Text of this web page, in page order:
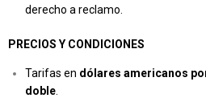
derecho a reclamo.
PRECIOS Y CONDICIONES
Tarifas en dólares americanos
doble.